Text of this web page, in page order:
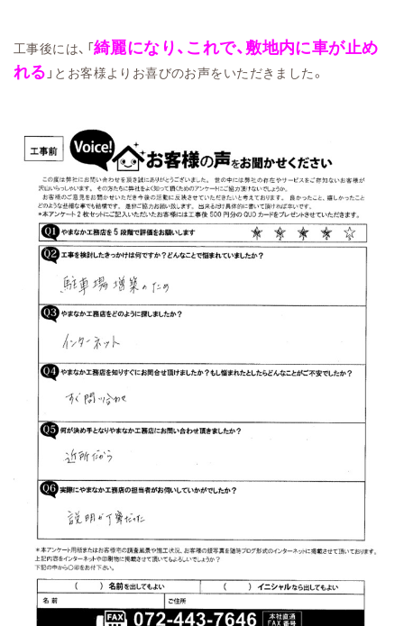
工事後には、「綺麗になり、これで、敷地内に車が止め
れる 」とお客様よりお喜びのお声をいただきました。